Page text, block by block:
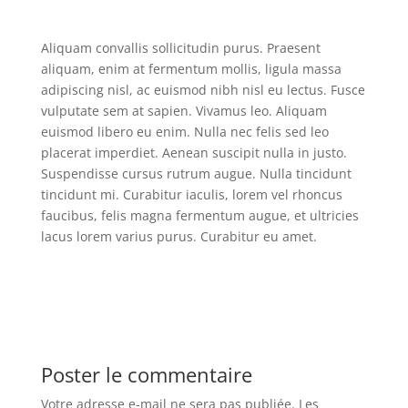
Aliquam convallis sollicitudin purus. Praesent
aliquam, enim at fermentum mollis, ligula massa
adipiscing nisl, ac euismod nibh nisl eu lectus. Fusce
vulputate sem at sapien. Vivamus leo. Aliquam
euismod libero eu enim. Nulla nec felis sed leo
placerat imperdiet. Aenean suscipit nulla in justo.
Suspendisse cursus rutrum augue. Nulla tincidunt
tincidunt mi. Curabitur iaculis, lorem vel rhoncus
faucibus, felis magna fermentum augue, et ultricies
lacus lorem varius purus. Curabitur eu amet.
Poster le commentaire
Votre adresse e-mail ne sera pas publiée. Les